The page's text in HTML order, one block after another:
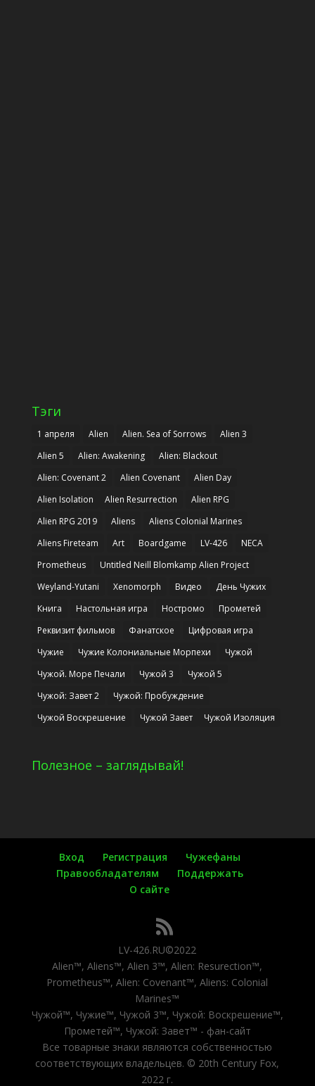
Тэги
1 апреля Alien Alien. Sea of Sorrows
Alien 3
Alien 5
Alien: Awakening
Alien: Blackout
Alien: Covenant 2
Alien Covenant
Alien Day
Alien Isolation
Alien Resurrection
Alien RPG
Alien RPG 2019
Aliens
Aliens Colonial Marines
Aliens Fireteam
Art Boardgame LV-426
NECA
Prometheus
Untitled Neill Blomkamp Alien Project
Weyland-Yutani
Xenomorph Видео
День Чужих
Книга
Настольная игра Ностромо
Прометей
Реквизит фильмов
Фанатское
Цифровая игра
Чужие
Чужие Колониальные Морпехи
Чужой
Чужой. Море Печали
Чужой 3
Чужой 5
Чужой: Завет 2
Чужой: Пробуждение
Чужой Воскрешение
Чужой Завет Чужой Изоляция
Полезное – заглядывай!
Вход Регистрация
Чужефаны
Правообладателям
Поддержать
О сайте
LV-426.RU©2022
Alien™, Aliens™, Alien 3™, Alien: Resurection™,
Prometheus™, Alien: Covenant™, Aliens: Colonial
Marines™
Чужой™, Чужие™, Чужой 3™, Чужой: Воскрешение™,
Прометей™, Чужой: Завет™ - фан-сайт
Все товарные знаки являются собственностью
соответствующих владельцев. © 20th Century Fox,
2022 г.